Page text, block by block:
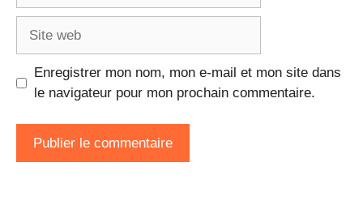
Enregistrer mon nom, mon e-mail et mon site dans
le navigateur pour mon prochain commentaire.